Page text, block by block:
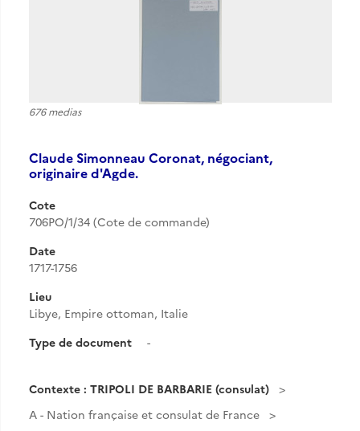
676 medias
Claude Simonneau Coronat, négociant,
originaire d'Agde.
Cote
706PO/1/34 (Cote de commande)
Date
1717-1756
Lieu
Libye, Empire ottoman, Italie
Type de document
-
Contexte : TRIPOLI DE BARBARIE (consulat)
A - Nation française et consulat de France